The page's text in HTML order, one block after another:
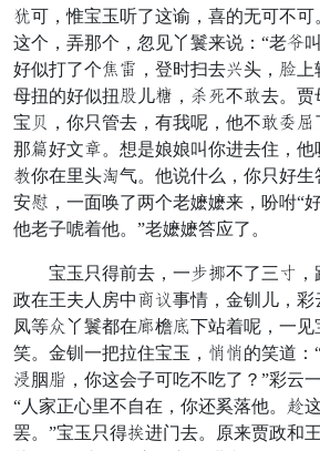
瓣可，惟宝玉听了这谕，喜的无可不
这个，弄那个，忽见丫鬟来说：“老绝
好似打了个饶八，登时扫去伏头，竹
母扭的好似扭脚儿烂，封赞不慰去。贾
宝舅，你只管去，有我呢，他不慰敢办
那直好文装。想是娘娘叫你进去住，
精你在里头松气。他说什么，你只好生
安树，一面唤了两个老嬷嬷来，吩咐“
他老子唬着他。”老嬷嬷答应了。
宝玉只得前去，一径付不了三丸，
政在王夫人房中昼避事情，金钏儿，
凤等渴丫鬟都在牌檐镜下站着呢，一
笑。金钏一把拉住宝玉，常常的笑道：
倾胭理，你这会子可吃不吃了？”彩云
“人家正心里不自在，你还奚落他。雪
罢。”宝玉只得伸进门去。原来贾政和